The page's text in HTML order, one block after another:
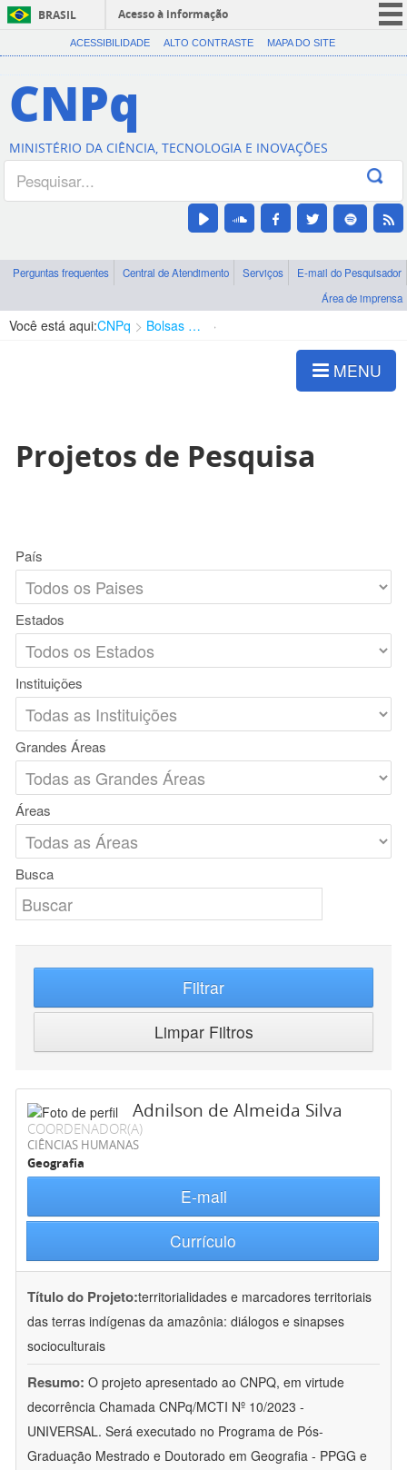
BRASIL
Acesso à informação
CORONAVÍRUS (COVID-19)
Canais
ACESSIBILIDADE ALTO CONTRASTE MAPA DO SITE
CNPq
MINISTÉRIO DA CIÊNCIA, TECNOLOGIA E INOVAÇÕES
Perguntas frequentes Central de Atendimento Serviços
E-mail do Pesquisador
Área de imprensa
Você está aqui:CNPq Bolsas e Auxílios Vigentes
MENU
Projetos de Pesquisa
País
Estados
Instituições
Grandes Áreas
Áreas
Busca
Filtrar
Limpar Filtros
Adnilson de Almeida Silva
COORDENADOR(A)
CIÊNCIAS HUMANAS
Geografia
E-mail
Currículo
Título do Projeto:territorialidades e marcadores territoriais
das terras indígenas da amazônia: diálogos e sinapses
socioculturais
Resumo: O projeto apresentado ao CNPQ, em virtude
decorrência Chamada CNPq/MCTI Nº 10/2023 -
UNIVERSAL. Será executado no Programa de Pós-
Graduação Mestrado e Doutorado em Geografia - PPGG e